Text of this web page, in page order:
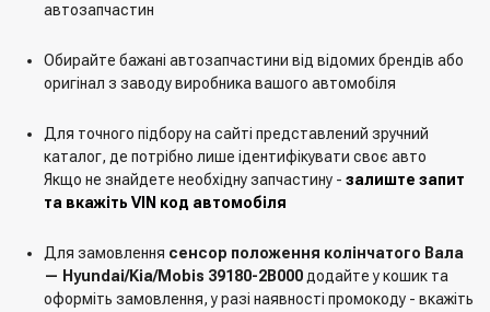
автозапчастин
Обирайте бажані автозапчастини від відомих брендів або
оригінал з заводу виробника вашого автомобіля
Для точного підбору на сайті представлений зручний
каталог, де потрібно лише ідентифікувати своє авто
Якщо не знайдете необхідну запчастину - залиште запит
та вкажіть VIN код автомобіля
Для замовлення сенсор положення колінчатого Вала
— Hyundai/Kia/Mobis 39180-2B000 додайте у кошик та
оформіть замовлення, у разі наявності промокоду - вкажіть